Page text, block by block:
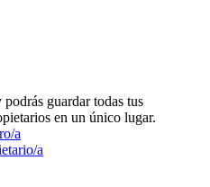
guardar todas tus
en un único lugar.
a
a